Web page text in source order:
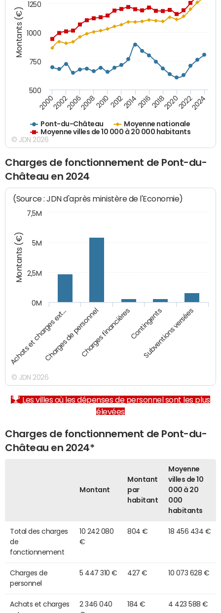
Montants (€)
Pont-du-Château
Moyenne nationale
Moyenne villes de 10 000 à 20 000 habitants
200020022006200820102012201420162018202020222024
500
750
1000
1250
© JDN 2026
Charges de fonctionnement de Pont-du-
Château en 2024
Montants (€)
(Source : JDN d'après ministère de l'Economie)
Achats et charges ext…Charges de personnelCharges financièresContingents
Subventions versées
0M
5M
2,5M
7,5M
© JDN 2026
Les villes où les dépenses de personnel sont les plus
élevées
Charges de fonctionnement de Pont-du-
Château en 2024*
Montant
Montant
par
habitant
Moyenne
villes de 10
000 à 20
000
habitants
Total des charges
de
fonctionnement
10 242 080
€
804 € 18 456 434 €
Charges de
personnel
5 447 310 € 427 € 10 073 628 €
Achats et charges
2 346 040
184 € 4 423 588 €